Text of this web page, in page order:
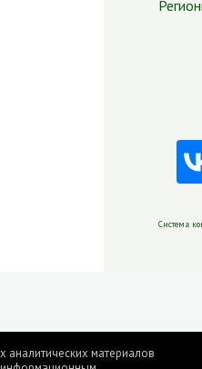
Система
аналитических материалов